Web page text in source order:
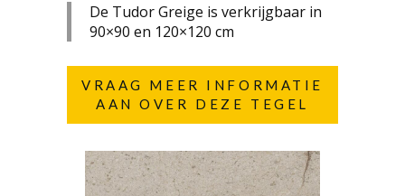
De Tudor Greige is verkrijgbaar in
90×90 en 120×120 cm
VRAAG MEER INFORMATIE
AAN OVER DEZE TEGEL